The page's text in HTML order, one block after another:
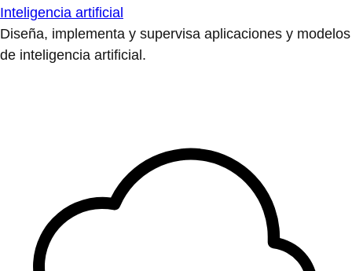
Inteligencia artificial
Diseña, implementa y supervisa aplicaciones y modelos
de inteligencia artificial.